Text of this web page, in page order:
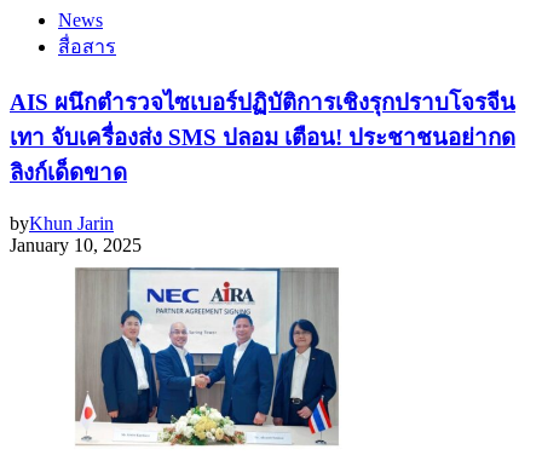
News
สื่อสาร
AIS ผนึกตำรวจไซเบอร์ปฏิบัติการเชิงรุกปราบโจรจีน
เทา จับเครื่องส่ง SMS ปลอม เตือน! ประชาชนอย่ากด
ลิงก์เด็ดขาด
byKhun Jarin
January 10, 2025